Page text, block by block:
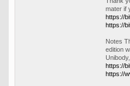
mater if
https://
https://
Notes
edition
https://
https://